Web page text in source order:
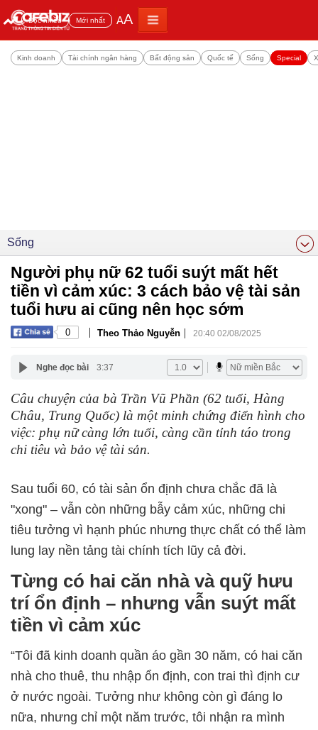
Đọc nhiều Mới nhất AA
Kinh doanh Tài chính ngân hàng Bất động sản Quốc tế Sống Special
Sống
Người phụ nữ 62 tuổi suýt mất hết
tiền vì cảm xúc: 3 cách bảo vệ tài sản
tuổi hưu ai cũng nên học sớm
0 | Theo Thảo Nguyễn | 20:40 02/08/2025
Nghe đọc bài 3:37
Câu chuyện của bà Trần Vũ Phần (62 tuổi, Hàng
Châu, Trung Quốc) là một minh chứng điển hình cho
việc: phụ nữ càng lớn tuổi, càng cần tỉnh táo trong
chi tiêu và bảo vệ tài sản.
Sau tuổi 60, có tài sản ổn định chưa chắc đã là
"xong" – vẫn còn những bẫy cảm xúc, những chi
tiêu tưởng vì hạnh phúc nhưng thực chất có thể làm
lung lay nền tảng tài chính tích lũy cả đời.
Từng có hai căn nhà và quỹ hưu
trí ổn định – nhưng vẫn suýt mất
tiền vì cảm xúc
“Tôi đã kinh doanh quần áo gần 30 năm, có hai căn
nhà cho thuê, thu nhập ổn định, con trai thì định cư
ở nước ngoài. Tưởng như không còn gì đáng lo
nữa, nhưng chỉ một năm trước, tôi nhận ra mình